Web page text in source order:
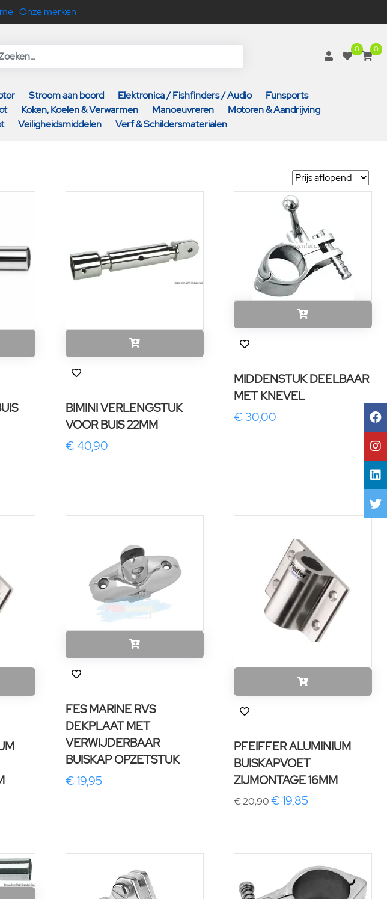
Onze merken
0 0
Stroom aan boord Elektronica / Fishfinders / Audio
Funsports
Koken, Koelen & Verwarmen Manoeuvreren
Motoren & Aandrijving
Veiligheidsmiddelen Verf & Schildersmaterialen
BIMINI VERLENGSTUK
VOOR BUIS 22MM
€ 40,90
MIDDENSTUK DEELBAAR
MET KNEVEL
€ 30,00
FES MARINE RVS
DEKPLAAT MET
VERWIJDERBAAR
BUISKAP OPZETSTUK
€ 19,95
PFEIFFER ALUMINIUM
BUISKAPVOET
ZIJMONTAGE 16MM
€ 20,90€ 19,85